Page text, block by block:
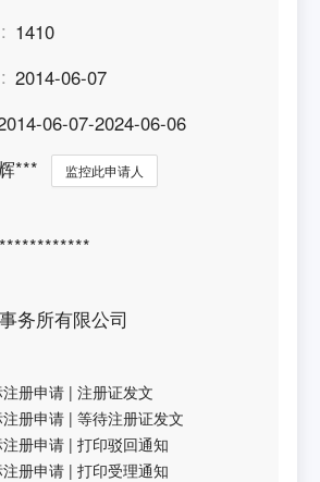
1410
2014-06-07
06-07-2024-06-06
*** 监控此申请人
务所有限公司
册申请 |注册证发文
册申请 |等待注册证发文
册申请 |打印驳回通知
册申请 |打印受理通知